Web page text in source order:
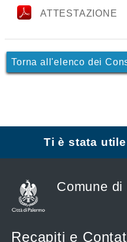
ATTESTAZIONE
Torna all'elenco dei
Ti è stata
Comune di
Recapiti e